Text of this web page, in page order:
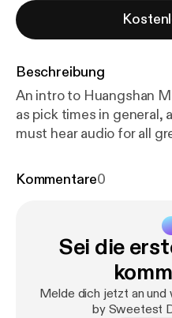
Beschreibung
An intro to Huangshan
as pick times in general,
must hear audio for all
Kommentare0
Sei die
Melde dich jetzt an und
by Sweetest